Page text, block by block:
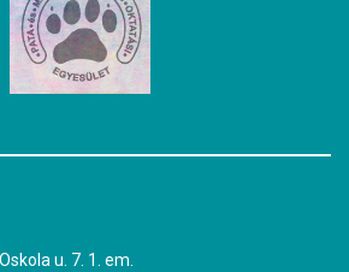
u. 7. 1. em.